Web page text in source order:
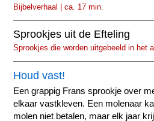
Bijbelverhaal | ca. 17 min.
Sprookjes uit de Efteling
Sprookjes die worden uitgebeeld in het
Houd vast!
Een grappig Frans sprookje over
elkaar vastkleven. Een molenaar
molen niet betalen, maar elk jaar